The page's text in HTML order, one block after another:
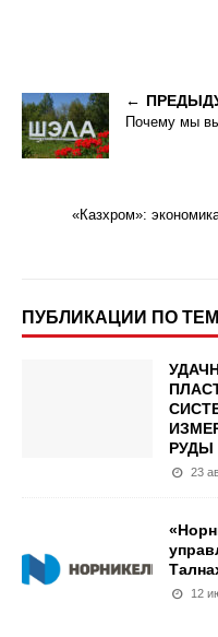
Почему мы
«Казхром»:
ПУБЛИКАЦИИ ПО
РУДЫ
23
12